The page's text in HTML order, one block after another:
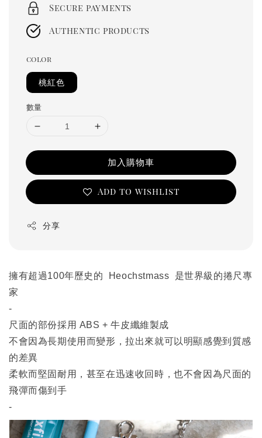
Secure payments
Authentic products
color
桃紅色
數量
加入購物車
Add to wishlist
分享
擁有超過100年歷史的 Heochstmass 是世界級的捲尺專
家
-
尺面的部份採用 ABS + 牛皮纖維製成
不會因為長期使用而變形，拉出來就可以明顯感覺到質感
的差異
柔軟而堅固耐用，甚至在迅速收回時，也不會因為尺面的
飛彈而傷到手
-